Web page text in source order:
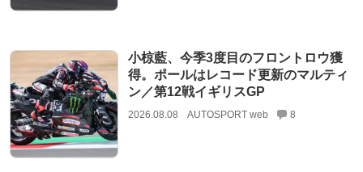
小椋藍、今季3度目のフロントロウ獲
得。ポールはレコード更新のマルティ
ン／第12戦イギリスGP
2026.08.08 AUTOSPORT web 8